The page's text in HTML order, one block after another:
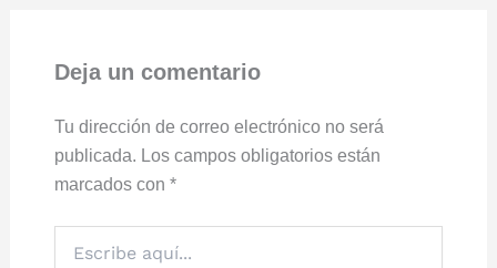
Deja un comentario
Tu dirección de correo electrónico no será
publicada. Los campos obligatorios están
marcados con *
aquí...